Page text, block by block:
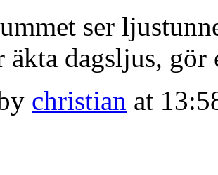
ser
äkta dagsljus,
christian at